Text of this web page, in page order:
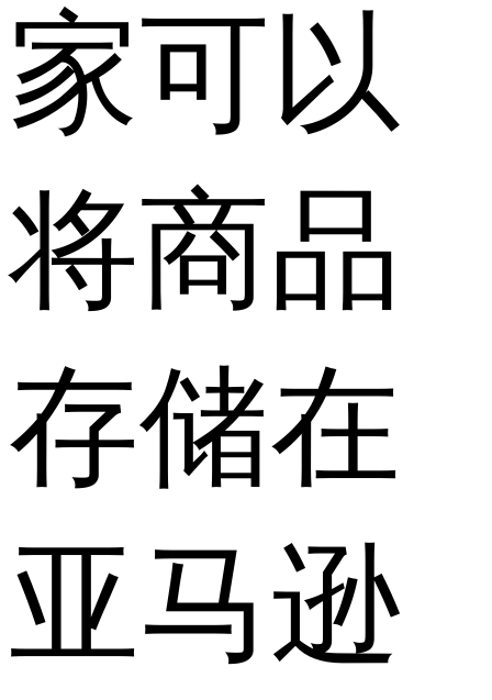
家可以
将商品
存储在
亚马逊